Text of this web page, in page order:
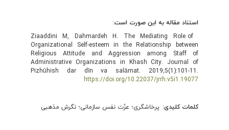
استناد مقاله به این صورت است:
Ziaaddini M, Dahmardeh H. The Mediating Role of
Organizational Self-esteem in the Relationship between
Religious Attitude and Aggression among Staff of
Administrative Organizations in Khash City. Journal of
Pizhūhish dar dīn va salāmat. 2019;5(1):101-11.
https://doi.org/10.22037/jrrh.v5i1.19077
کلمات کلیدی: پرخاشگری؛ عزّت نفس سازمانی؛ نگرش مذهبی